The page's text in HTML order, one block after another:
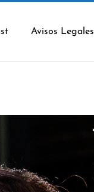
Avisos Legales